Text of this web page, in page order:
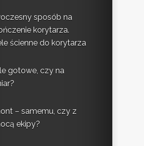
sposób na
korytarza.
ścienne do korytarza
gotowe, czy na
– samemu, czy z
ekipy?